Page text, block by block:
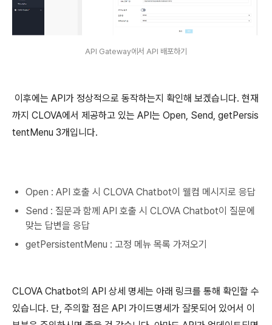
API Gateway에서 API 배포하기
이후에는 API가 정상적으로 동작하는지 확인해 보겠습니다. 현재
까지 CLOVA에서 제공하고 있는 API는 Open, Send, getPersis
tentMenu 3개입니다.
Open : API 호출 시 CLOVA Chatbot이 웰컴 메시지로 응답
Send : 질문과 함께 API 호출 시 CLOVA Chatbot이 질문에
맞는 답변을 응답
getPersistentMenu : 고정 메뉴 목록 가져오기
CLOVA Chatbot의 API 상세 명세는 아래 링크를 통해 확인할 수
있습니다. 단, 주의할 점은 API 가이드명세가 잘못되어 있어서 이